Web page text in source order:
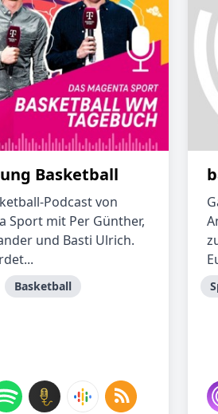
Basketball
Podcast von
Sport mit Per Günther,
und Basti Ulrich.
Basketball